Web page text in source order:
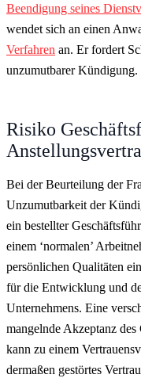
Beendigung seines
wendet sich an einen
Verfahren an. Er fordert
unzumutbarer Kündigung.
Risiko
Bei der Beurteilung der
Unzumutbarkeit der
ein bestellter
einem ‘normalen’
persönlichen Qualitäten
für die Entwicklung und
Unternehmens. Eine
mangelnde Akzeptanz
kann zu einem
dermaßen gestörtes